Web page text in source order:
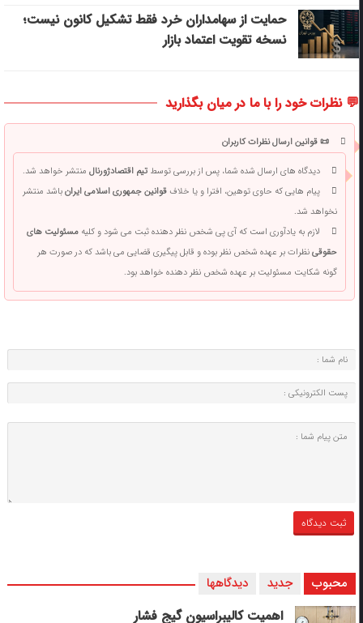
حمایت از سهامداران خرد فقط تشکیل کانون نیست؛
نسخه تقویت اعتماد بازار
💬 نظرات خود را با ما در میان بگذارید
📜 قوانین ارسال نظرات کاربران
دیدگاه های ارسال شده شما، پس از بررسی توسطتیم اقتصادژورنالمنتشر خواهد شد.
پیام هایی که حاوی توهین، افترا و یا خلافقوانین جمهوری اسلامی ایرانباشد منتشر
نخواهد شد.
لازم به یادآوری است که آی پی شخص نظر دهنده ثبت می شود و کلیهمسئولیت های
حقوقینظرات بر عهده شخص نظر بوده و قابل پیگیری قضایی می باشد که در صورت هر
گونه شکایت مسئولیت بر عهده شخص نظر دهنده خواهد بود.
محبوب جدید دیدگاهها
اهمیت کالیبراسیون گیج فشار